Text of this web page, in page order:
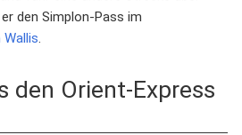
den Simplon-Pass im
Wallis.
den Orient-Express